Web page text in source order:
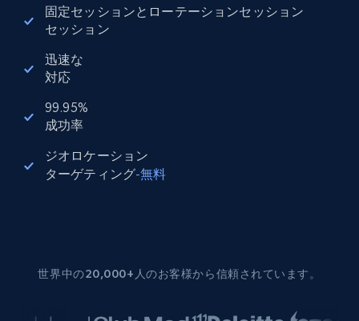
固定セッションとローテーションセッション
セッション
迅速な
対応
99.95%
成功率
ジオロケーション
ターゲティング-無料
世界中の20,000+人のお客様から信頼されています。